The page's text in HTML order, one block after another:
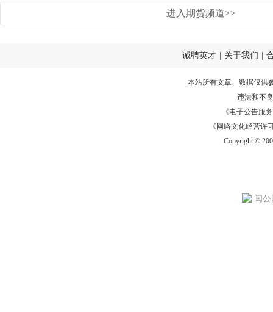
进入期货频道>>
诚聘英才 关于我们
本站所有文章、数据仅供
违法和不
《电子公告服务
《网络文化经营许
Copyright ©
闽公